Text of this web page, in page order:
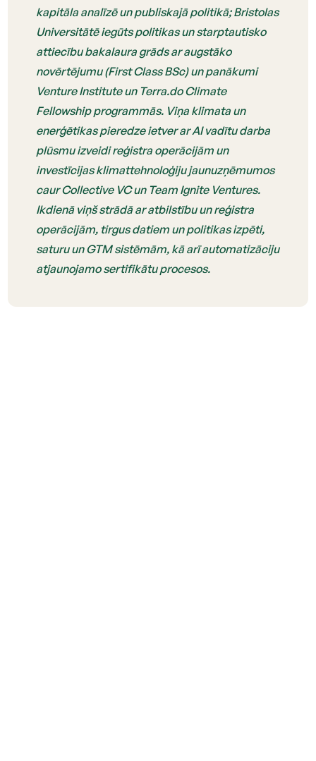
kapitāla analīzē un publiskajā politikā; Bristolas
Universitātē iegūts politikas un starptautisko
attiecību bakalaura grāds ar augstāko
novērtējumu (First Class BSc) un panākumi
Venture Institute un Terra.do Climate
Fellowship programmās. Viņa klimata un
enerģētikas pieredze ietver ar AI vadītu darba
plūsmu izveidi reģistra operācijām un
investīcijas klimattehnoloģiju jaunuzņēmumos
caur Collective VC un Team Ignite Ventures.
Ikdienā viņš strādā ar atbilstību un reģistra
operācijām, tirgus datiem un politikas izpēti,
saturu un GTM sistēmām, kā arī automatizāciju
atjaunojamo sertifikātu procesos.